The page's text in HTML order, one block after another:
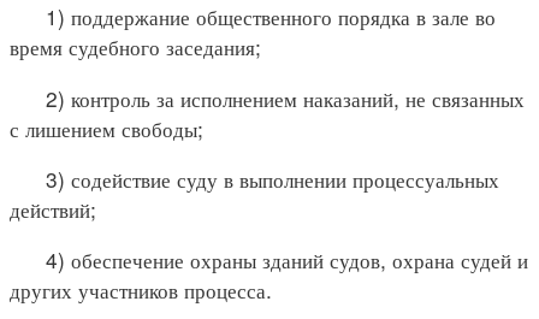
1) поддержание общественного порядка в зале во
время судебного заседания;
2) контроль за исполнением наказаний, не связанных
с лишением свободы;
3) содействие суду в выполнении процессуальных
действий;
4) обеспечение охраны зданий судов, охрана судей и
других участников процесса.